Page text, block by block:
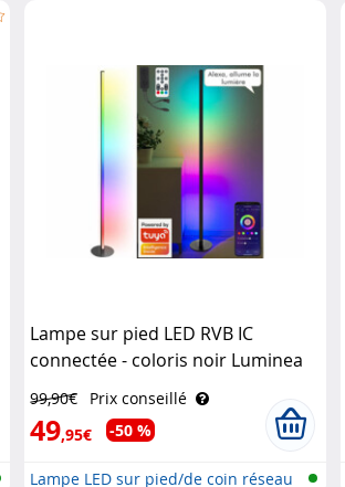
Lampe sur pied LED RVB IC
connectée - coloris noir Luminea
99,90€ Prix conseillé
49,95€ -50 %
Lampe LED sur pied/de coin réseau